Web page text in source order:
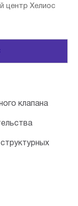
центр Хелиос
клапана